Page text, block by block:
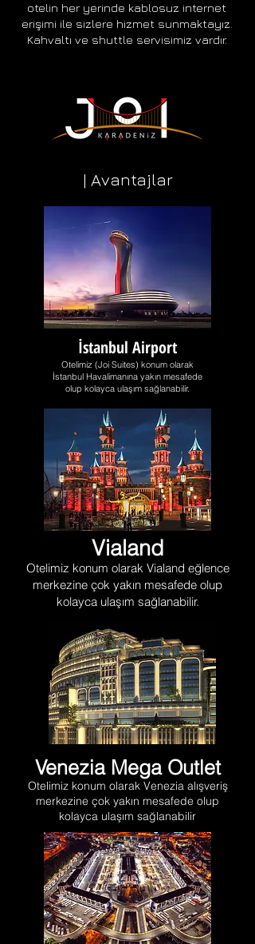
otelin her yerinde kablosuz internet
erişimi ile sizlere hizmet sunmaktayız.
Kahvaltı ve shuttle servisimiz vardır.
| Avantajlar
İstanbul Airport
Otelimiz (Joi Suites) konum olarak
İstanbul Havalimanına yakın mesafede
olup kolayca ulaşım sağlanabilir.
Vialand
Otelimiz konum olarak Vialand eğlence
merkezine çok yakın mesafede olup
kolayca ulaşım sağlanabilir.
Venezia Mega Outlet
Otelimiz konum olarak Venezia alışveriş
merkezine çok yakın mesafede olup
kolayca ulaşım sağlanabilir